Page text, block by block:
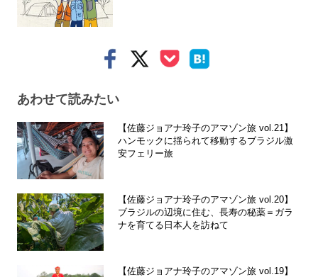
あわせて読みたい
【佐藤ジョアナ玲子のアマゾン旅 vol.21】
ハンモックに揺られて移動するブラジル激
安フェリー旅
【佐藤ジョアナ玲子のアマゾン旅 vol.20】
ブラジルの辺境に住む、長寿の秘薬＝ガラ
ナを育てる日本人を訪ねて
【佐藤ジョアナ玲子のアマゾン旅 vol.19】